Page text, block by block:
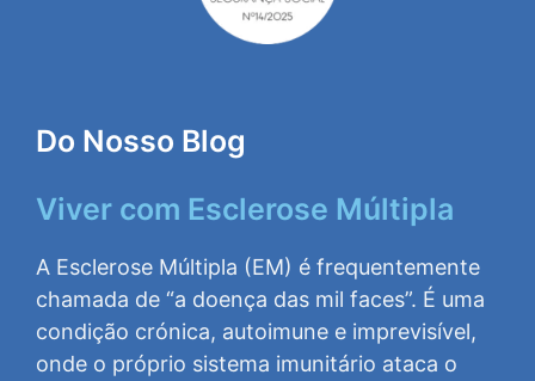
Do Nosso Blog
Viver com Esclerose Múltipla
A Esclerose Múltipla (EM) é frequentemente
chamada de “a doença das mil faces”. É uma
condição crónica, autoimune e imprevisível,
onde o próprio sistema imunitário ataca o